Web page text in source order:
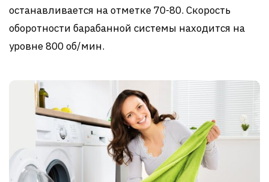
останавливается на отметке 70-80. Скорость
оборотности барабанной системы находится на
уровне 800 об/мин.